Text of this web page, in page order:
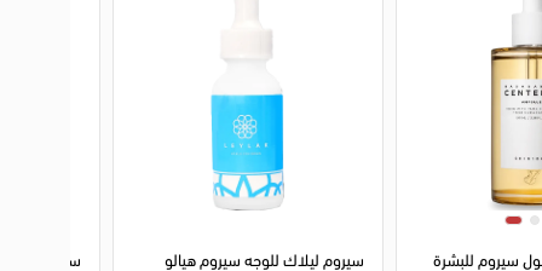
سيروم
سيروم ليلاك للوجه سيروم هيالو
سيروم للبشرة